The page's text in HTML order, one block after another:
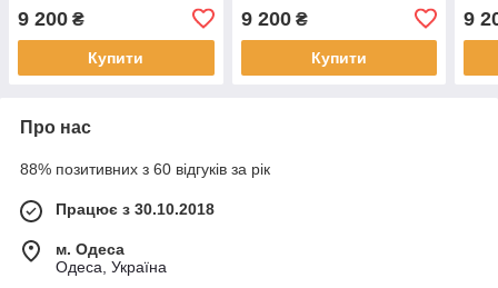
9 200 ₴
Купити
9 200₴
Купити
9
Про нас
88% позитивних з 60 відгуків за рік
Працює з 30.10.2018
м. Одеса
Одеса, Україна